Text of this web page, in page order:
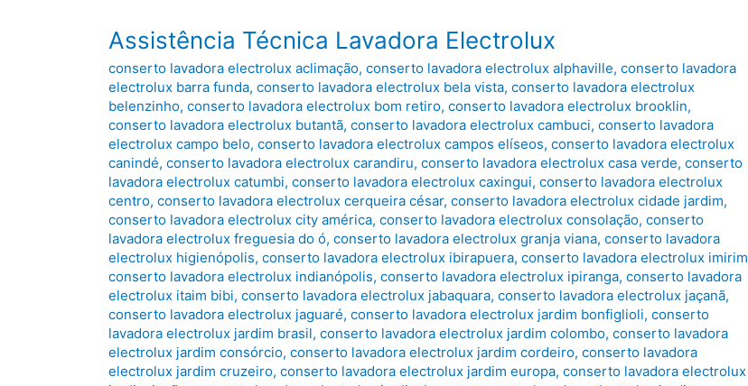
Assistência Técnica Lavadora Electrolux
conserto lavadora electrolux aclimação,conserto lavadora electrolux alphaville,conserto lavadora
electrolux barra funda,conserto lavadora electrolux bela vista,conserto lavadora electrolux
belenzinho,conserto lavadora electrolux bom retiro,conserto lavadora electrolux brooklin,
conserto lavadora electrolux butantã,conserto lavadora electrolux cambuci,conserto lavadora
electrolux campo belo,conserto lavadora electrolux campos elíseos,conserto lavadora electrolux
canindé,conserto lavadora electrolux carandiru,conserto lavadora electrolux casa verde,conserto
lavadora electrolux catumbi,conserto lavadora electrolux caxingui,conserto lavadora electrolux
centro,conserto lavadora electrolux cerqueira césar,conserto lavadora electrolux cidade jardim,
conserto lavadora electrolux city américa,conserto lavadora electrolux consolação,conserto
lavadora electrolux freguesia do ó,conserto lavadora electrolux granja viana,conserto lavadora
electrolux higienópolis,conserto lavadora electrolux ibirapuera,conserto lavadora electrolux imirim
conserto lavadora electrolux indianópolis,conserto lavadora electrolux ipiranga,conserto lavadora
electrolux itaim bibi,conserto lavadora electrolux jabaquara,conserto lavadora electrolux jaçanã,
conserto lavadora electrolux jaguaré,conserto lavadora electrolux jardim bonfiglioli,conserto
lavadora electrolux jardim brasil,conserto lavadora electrolux jardim colombo,conserto lavadora
electrolux jardim consórcio,conserto lavadora electrolux jardim cordeiro,conserto lavadora
electrolux jardim cruzeiro,conserto lavadora electrolux jardim europa,conserto lavadora electrolux